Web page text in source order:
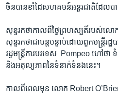
ចិនបាន​ខាំដៃសហគមន៍អន្តរជាតិដែល​បា
សុន្ទរកថាកាល​ពីថ្ងៃព្រហស្បតិ៍របស់លោ
សុន្ទរកថាជាបន្ត​បន្ទាប់ដោយពួកមន្រ្តីរ
រដ្ឋមន្រ្តីការបរទេស​ ​ Pompeo ​ហៅថ
និងអតុល្យភាពនៃទំនាក់ទំនងនេះ។
កាល​ពី​ពេល​មុន លោក Robert O’Brien